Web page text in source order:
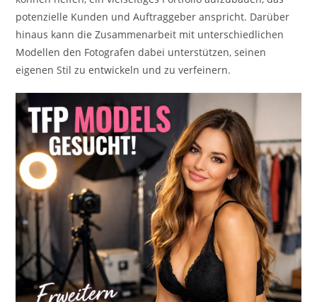
potenzielle Kunden und Auftraggeber anspricht. Darüber
hinaus kann die Zusammenarbeit mit unterschiedlichen
Modellen den Fotografen dabei unterstützen, seinen
eigenen Stil zu entwickeln und zu verfeinern.